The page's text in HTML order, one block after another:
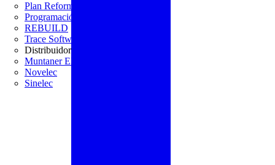
Plan Reforma
Programación Integral
REBUILD
Trace Software
Distribuidor
Muntaner Electro
Novelec
Sinelec